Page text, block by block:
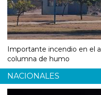
Importante incendio en el
columna de humo
NACIONALES